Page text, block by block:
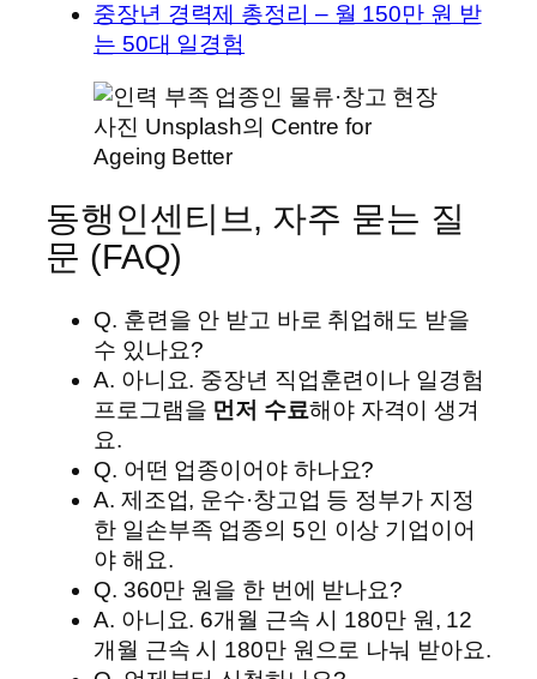
중장년 경력제 총정리 – 월 150만 원 받
는 50대 일경험
사진 Unsplash의 Centre for
Ageing Better
동행인센티브, 자주 묻는 질
문 (FAQ)
Q. 훈련을 안 받고 바로 취업해도 받을
수 있나요?
A. 아니요. 중장년 직업훈련이나 일경험
프로그램을 먼저 수료해야 자격이 생겨
요.
Q. 어떤 업종이어야 하나요?
A. 제조업, 운수·창고업 등 정부가 지정
한 일손부족 업종의 5인 이상 기업이어
야 해요.
Q. 360만 원을 한 번에 받나요?
A. 아니요. 6개월 근속 시 180만 원, 12
개월 근속 시 180만 원으로 나눠 받아요.